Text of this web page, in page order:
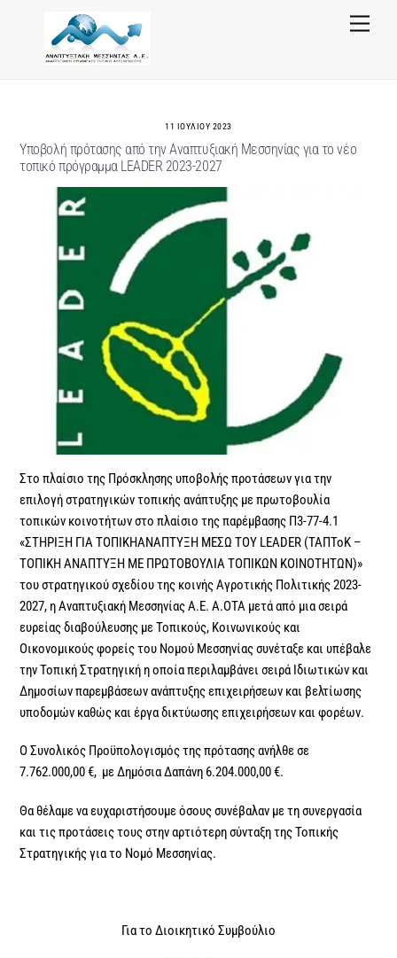
Menu
11 ΙΟΥΛΊΟΥ 2023
Υποβολή πρότασης από την Αναπτυξιακή Μεσσηνίας για το νέο
τοπικό πρόγραμμα LEADER 2023-2027
Στο πλαίσιο της Πρόσκλησης υποβολής προτάσεων για την
επιλογή στρατηγικών τοπικής ανάπτυξης με πρωτοβουλία
τοπικών κοινοτήτων στο πλαίσιο της παρέμβασης Π3-77-4.1
«ΣΤΗΡΙΞΗ ΓΙΑ ΤΟΠΙΚΗΑΝΑΠΤΥΞΗ ΜΕΣΩ ΤΟΥ LEADER (ΤΑΠΤοΚ –
ΤΟΠΙΚΗ ΑΝΑΠΤΥΞΗ ΜΕ ΠΡΩΤΟΒΟΥΛΙΑ ΤΟΠΙΚΩΝ ΚΟΙΝΟΤΗΤΩΝ)»
του στρατηγικού σχεδίου της κοινής Αγροτικής Πολιτικής 2023-
2027, η Αναπτυξιακή Μεσσηνίας Α.Ε. Α.ΟΤΑ μετά από μια σειρά
ευρείας διαβούλευσης με Τοπικούς, Κοινωνικούς και
Οικονομικούς φορείς του Νομού Μεσσηνίας συνέταξε και υπέβαλε
την Τοπική Στρατηγική η οποία περιλαμβάνει σειρά Ιδιωτικών και
Δημοσίων παρεμβάσεων ανάπτυξης επιχειρήσεων και βελτίωσης
υποδομών καθώς και έργα δικτύωσης επιχειρήσεων και φορέων.
Ο Συνολικός Προϋπολογισμός της πρότασης ανήλθε σε
7.762.000,00 €, με Δημόσια Δαπάνη 6.204.000,00 €.
Θα θέλαμε να ευχαριστήσουμε όσους συνέβαλαν με τη συνεργασία
και τις προτάσεις τους στην αρτιότερη σύνταξη της Τοπικής
Στρατηγικής για το Νομό Μεσσηνίας.
Για το Διοικητικό Συμβούλιο